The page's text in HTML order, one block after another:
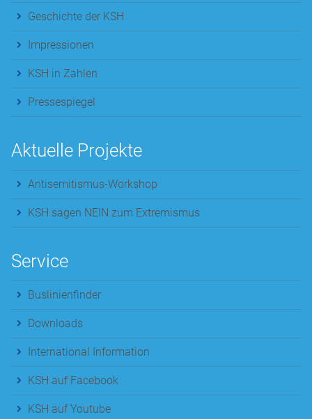
Geschichte der KSH
Impressionen
KSH in Zahlen
Pressespiegel
Aktuelle Projekte
Antisemitismus-Workshop
KSH sagen NEIN zum Extremismus
Service
Buslinienfinder
Downloads
International Information
KSH auf Facebook
KSH auf Youtube